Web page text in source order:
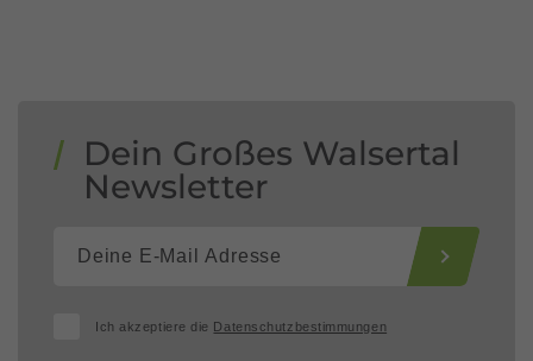
Dein Großes Walsertal
Newsletter
Ich akzeptiere die Datenschutzbestimmungen